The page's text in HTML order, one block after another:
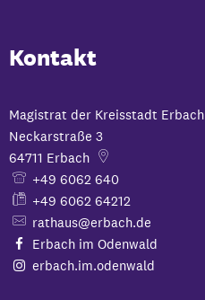
Kontakt
Magistrat der Kreisstadt Erbach
Neckarstraße 3
64711 Erbach
+49 6062 640
+49 6062 64212
rathaus@erbach.de
Erbach im Odenwald
erbach.im.odenwald